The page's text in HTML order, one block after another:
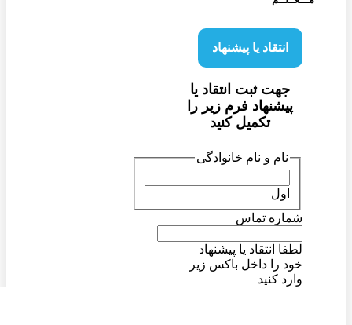
انتقاد یا پیشنهاد
جهت ثبت انتقاد یا
پیشنهاد فرم زیر را
تکمیل کنید
نام و نام خانوادگی
شماره تماس
لطفا انتقاد یا پیشنهاد
خود را داخل باکس زیر
وارد کنید